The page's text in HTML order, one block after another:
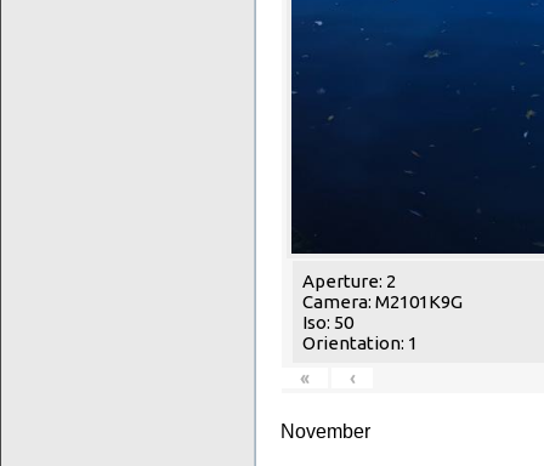
Aperture: 2
Camera: M2101K9G
Iso: 50
Orientation: 1
«
‹
November